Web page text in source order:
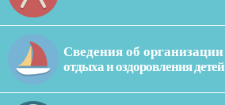
Сведения об организации
отдыха и оздоровления детей